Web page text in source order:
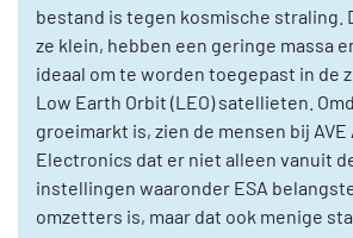
bestand is tegen kosmische straling.
ze klein, hebben een geringe massa
ideaal om te worden toegepast in de
Low Earth Orbit (LEO) satellieten.
groeimarkt is, zien de mensen bij AVE
Electronics dat er niet alleen vanuit
instellingen waaronder ESA
omzetters is, maar dat ook menige